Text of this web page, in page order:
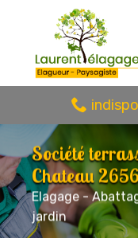
Société
Chateau
Elagage -
jardin